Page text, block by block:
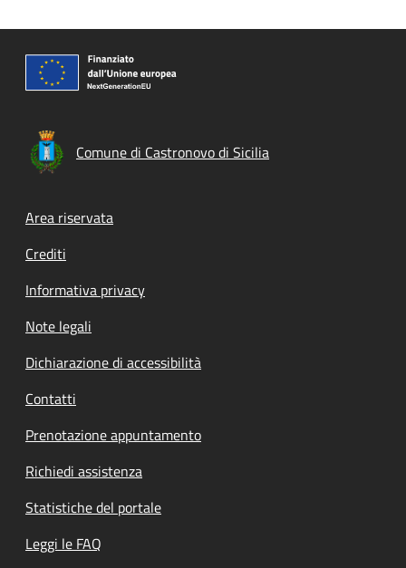
Comune di Castronovo di Sicilia
Footer menu
Area riservata
Crediti
Informativa privacy
Note legali
Dichiarazione di accessibilità
Contatti
Prenotazione appuntamento
Richiedi assistenza
Statistiche del portale
Leggi le FAQ